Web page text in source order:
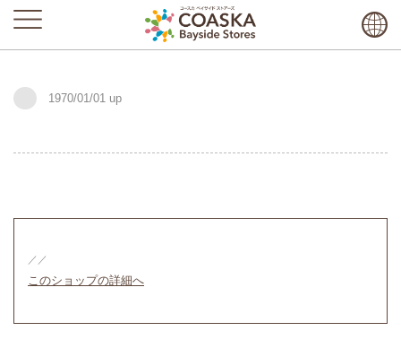
1970/01/01
／／
このショップの詳細へ